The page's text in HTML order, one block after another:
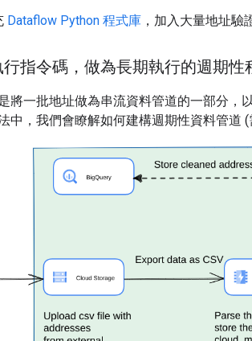
Dataflow Python 程式庫 ，加入大量地址驗
行指令碼，做為長期執行的週期性
將一批地址做為串流資料管道的一部分
中，我們會瞭解如何建構週期性資料管